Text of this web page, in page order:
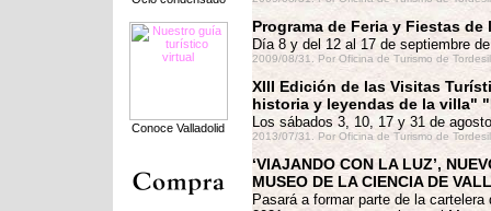
Conoce Valladolid
Programa de Feria y Fiestas de
Día 8 y del 12 al 17 de septiembre
2009/08/31. Por Oficina de Turismo de
XIII Edición de las Visitas
historia y leyendas de la villa"
Los sábados 3, 10, 17 y 31 de
2013/07/31. Por Oficina de Turismo de
‘VIAJANDO CON LA LUZ’,
MUSEO DE LA CIENCIA DE
Pasará a formar parte de la